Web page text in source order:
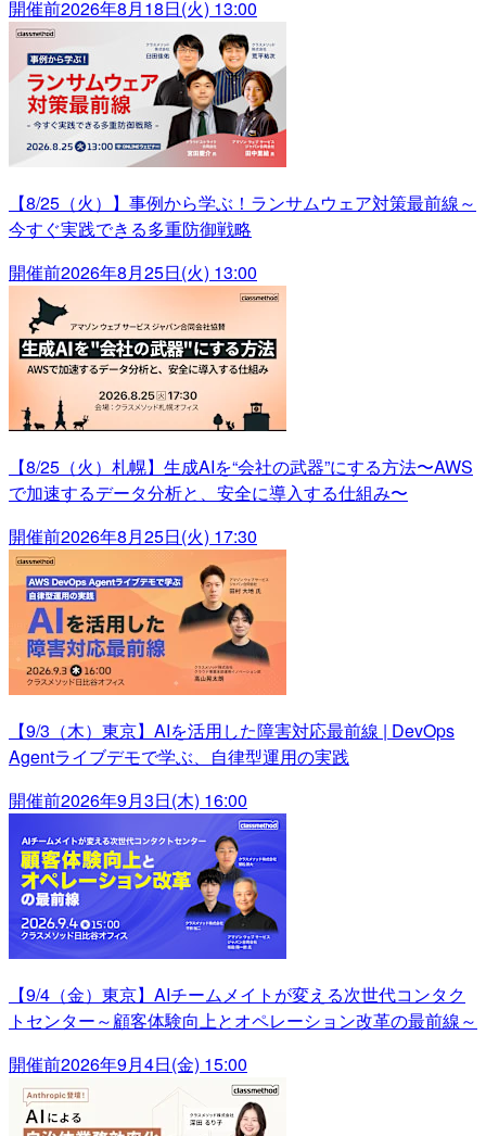
開催前2026年8月18日(火) 13:00
【8/25（火）】事例から学ぶ！ランサムウェア対策最前線～
今すぐ実践できる多重防御戦略
開催前2026年8月25日(火) 13:00
【8/25（火）札幌】生成AIを“会社の武器”にする方法〜AWS
で加速するデータ分析と、安全に導入する仕組み〜
開催前2026年8月25日(火) 17:30
【9/3（木）東京】AIを活用した障害対応最前線 | DevOps
Agentライブデモで学ぶ、自律型運用の実践
開催前2026年9月3日(木) 16:00
【9/4（金）東京】AIチームメイトが変える次世代コンタク
トセンター～顧客体験向上とオペレーション改革の最前線～
開催前2026年9月4日(金) 15:00